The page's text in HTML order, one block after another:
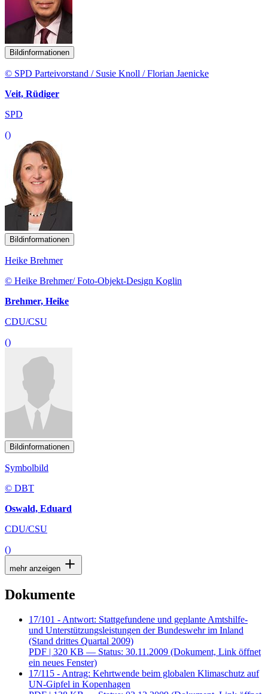
Bildinformationen
© SPD Parteivorstand / Susie Knoll / Florian Jaenicke
Veit, Rüdiger
SPD
()
Bildinformationen
Heike Brehmer
© Heike Brehmer/ Foto-Objekt-Design Koglin
Brehmer, Heike
CDU/CSU
()
Bildinformationen
Symbolbild
© DBT
Oswald, Eduard
CDU/CSU
()
mehr anzeigen
Dokumente
17/101 - Antwort: Stattgefundene und geplante Amtshilfe-
und Unterstützungsleistungen der Bundeswehr im Inland
(Stand drittes Quartal 2009)
PDF | 320 KB — Status: 30.11.2009 (Dokument, Link öffnet
ein neues Fenster)
17/115 - Antrag: Kehrtwende beim globalen Klimaschutz auf
UN-Gipfel in Kopenhagen